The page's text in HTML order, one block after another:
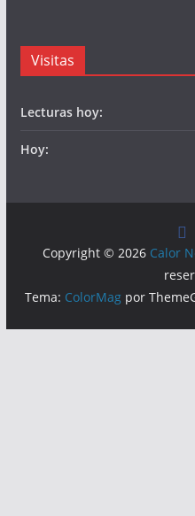
Visitas
Lecturas hoy:
Hoy:
Copyright © 2026 Calor
Tema: ColorMag por